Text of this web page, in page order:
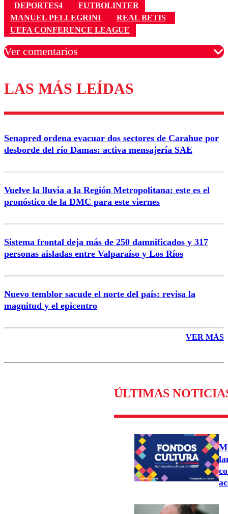
DEPORTES4
FUTBOLINTER
MANUEL PELLEGRINI
REAL BETIS
UEFA CONFERENCE LEAGUE
Ver comentarios
Los comentarios son moderados para garantizar un
diálogo respetuoso.
Nombre
Correo
Enviar comentario
LAS MÁS LEÍDAS
Senapred ordena evacuar dos sectores de Carahue por
desborde del río Damas: activa mensajería SAE
Vuelve la lluvia a la Región Metropolitana: este es el
pronóstico de la DMC para este viernes
Sistema frontal deja más de 250 damnificados y 317
personas aisladas entre Valparaíso y Los Ríos
Nuevo temblor sacude el norte del país: revisa la
magnitud y el epicentro
VER MÁS
ÚLTIMAS